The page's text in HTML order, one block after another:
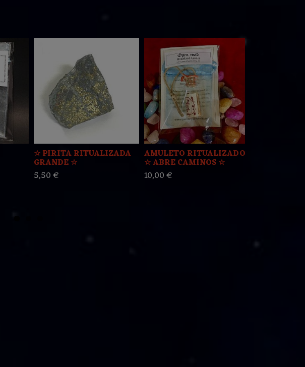
☆ PIRITA RITUALIZADA
GRANDE ☆
5,50 €
AMULETO RITUALIZADO
☆ ABRE CAMINOS ☆
10,00 €